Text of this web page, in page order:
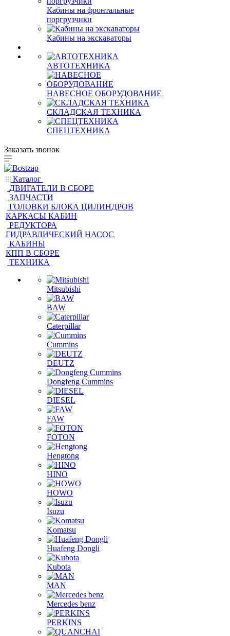
Кабины на фронтальные
поргрузчики
Кабины на экскаваторы
АВТОТЕХНИКА
НАВЕСНОЕ ОБОРУДОВАНИЕ
СКЛАДСКАЯ ТЕХНИКА
СПЕЦТЕХНИКА
Заказать звонок
Каталог
ДВИГАТЕЛИ В СБОРЕ
ЗАПЧАСТИ
ГОЛОВКИ БЛОКА ЦИЛИНДРОВ
КАРКАСЫ КАБИН
РЕДУКТОРА
ГИДРАВЛИЧЕСКИЙ НАСОС
КАБИНЫ
КПП В СБОРЕ
ТЕХНИКА
Mitsubishi
BAW
Caterpillar
Cummins
DEUTZ
Dongfeng Cummins
DIESEL
FAW
FOTON
Hengtong
HINO
HOWO
Isuzu
Komatsu
Huafeng Dongli
Kubota
MAN
Mercedes benz
PERKINS